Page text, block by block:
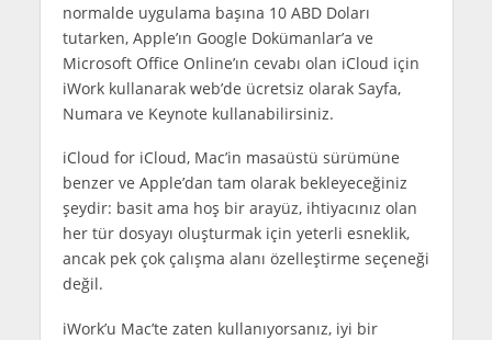
normalde uygulama başına 10 ABD Doları
tutarken, Apple’ın Google Dokümanlar’a ve
Microsoft Office Online’ın cevabı olan iCloud için
iWork kullanarak web’de ücretsiz olarak Sayfa,
Numara ve Keynote kullanabilirsiniz.
iCloud for iCloud, Mac’in masaüstü sürümüne
benzer ve Apple’dan tam olarak bekleyeceğiniz
şeydir: basit ama hoş bir arayüz, ihtiyacınız olan
her tür dosyayı oluşturmak için yeterli esneklik,
ancak pek çok çalışma alanı özelleştirme seçeneği
değil.
iWork’u Mac’te zaten kullanıyorsanız, iyi bir